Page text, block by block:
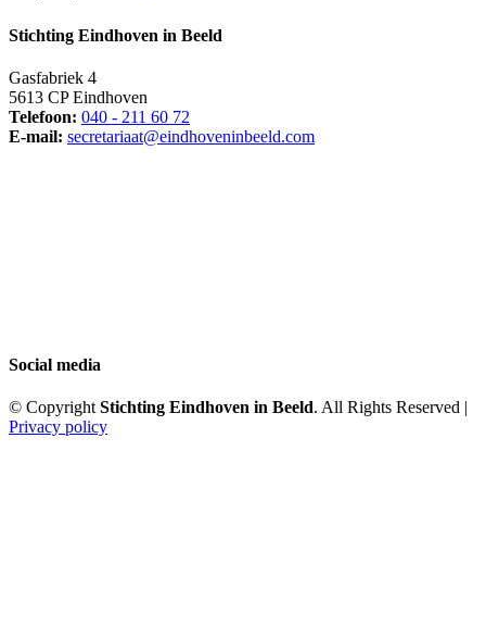
Stichting Eindhoven in Beeld
Gasfabriek 4
5613 CP Eindhoven
Telefoon: 040 - 211 60 72
E-mail: secretariaat@eindhoveninbeeld.com
Social media
© Copyright Stichting Eindhoven in Beeld. All Rights Reserved |
Privacy policy